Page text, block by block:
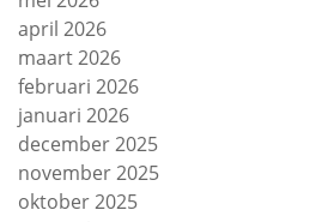
april 2026
maart 2026
februari 2026
januari 2026
december 2025
november 2025
oktober 2025